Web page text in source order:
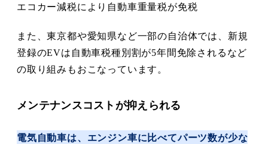
エコカー減税により自動車重量税が免税
また、東京都や愛知県など一部の自治体では、新規
登録のEVは自動車税種別割が5年間免除されるなど
の取り組みもおこなっています。
メンテナンスコストが抑えられる
電気自動車は、エンジン車に比べてパーツ数が少な